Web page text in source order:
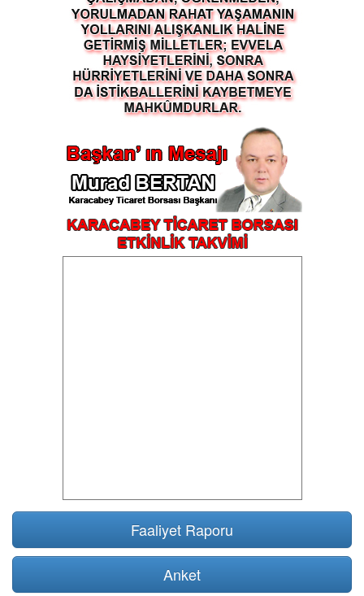
Faaliyet Raporu
Anket